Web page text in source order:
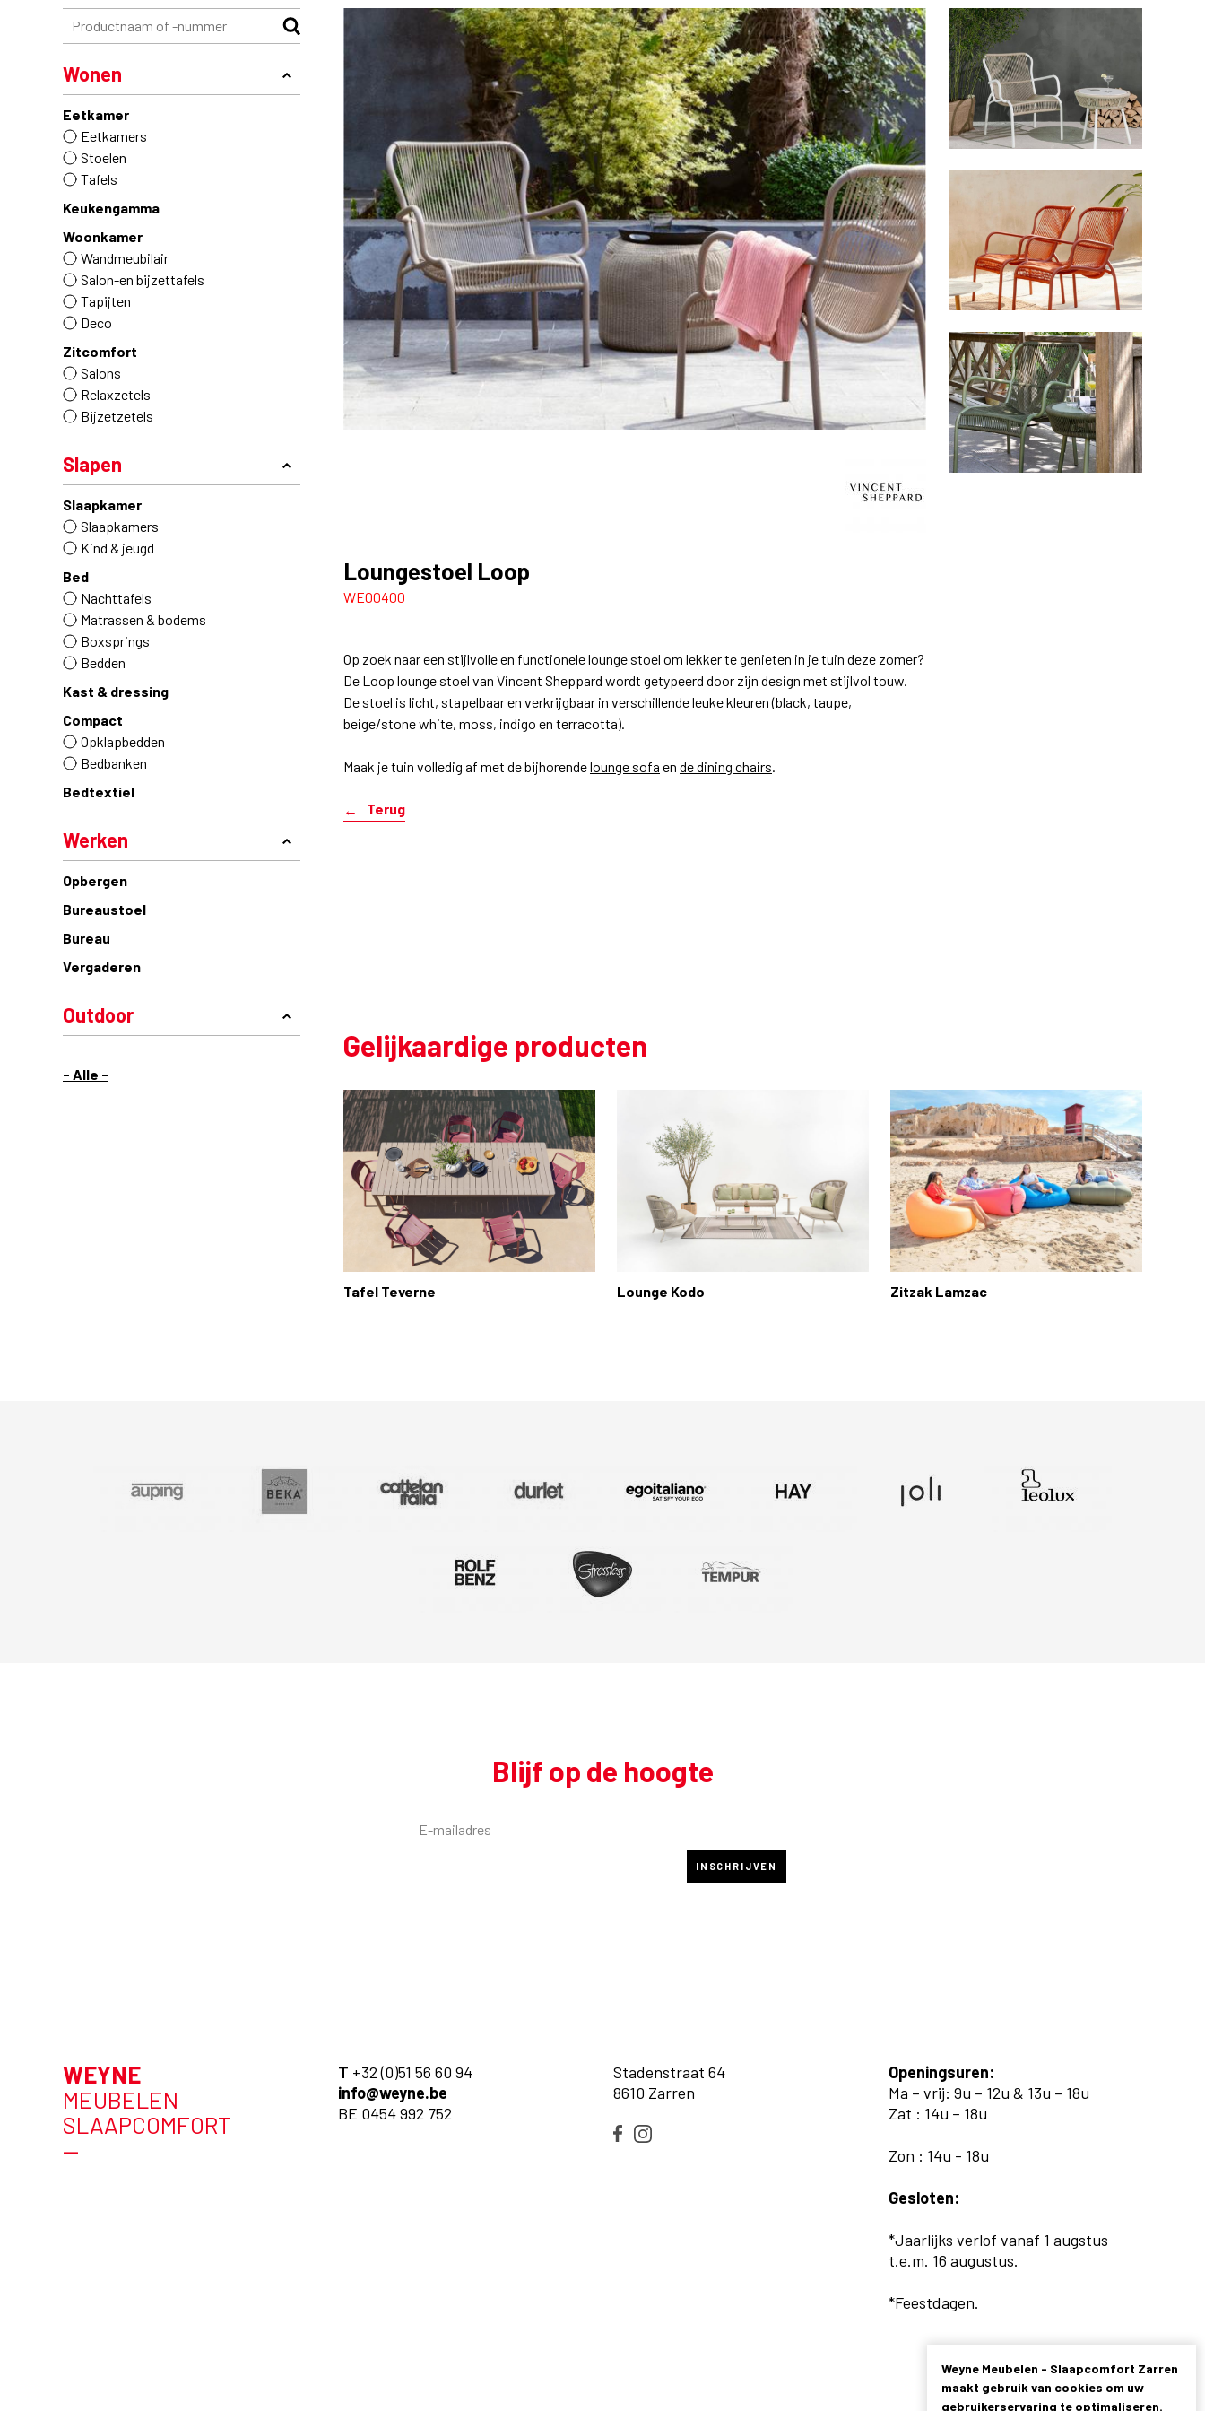
- Alle -
Wonen
Eetkamer
Eetkamers
Stoelen
Tafels
Keukengamma
Woonkamer
Wandmeubilair
Salon-en bijzettafels
Tapijten
Deco
Zitcomfort
Salons
Relaxzetels
Bijzetzetels
Slapen
Slaapkamer
Slaapkamers
Kind & jeugd
Bed
Nachttafels
Matrassen & bodems
Boxsprings
Bedden
Kast & dressing
Compact
Opklapbedden
Bedbanken
Bedtextiel
Werken
Opbergen
Bureaustoel
Bureau
Vergaderen
Outdoor
Loungestoel Loop
WE00400
Op zoek naar een stijlvolle en functionele lounge stoel om lekker te genieten in je tuin deze zomer?
De Loop lounge stoel van Vincent Sheppard wordt getypeerd door zijn design met stijlvol touw.
De stoel is licht, stapelbaar en verkrijgbaar in verschillende leuke kleuren (black, taupe,
beige/stone white, moss, indigo en terracotta).
Maak je tuin volledig af met de bijhorendelounge sofa en de dining chairs
Terug
Gelijkaardige producten
Tafel Teverne Lounge Kodo Zitzak Lamzac
Blijf op de hoogte
WEYNE
MEUBELEN
SLAAPCOMFORT
—
T +32 (0)51 56 60 94
info@weyne.be
BE 0454 992 752
Stadenstraat 64
8610 Zarren
Openingsuren:
Ma – vrij: 9u – 12u & 13u – 18u
Zat : 14u – 18u
Zon : 14u - 18u
Gesloten:
*Jaarlijks verlof vanaf 1 augstus
t.e.m. 16 augustus.
*Feestdagen.
Weyne Meubelen - Slaapcomfort Zarren
maakt gebruik van cookies om uw
gebruikerservaring te optimaliseren.